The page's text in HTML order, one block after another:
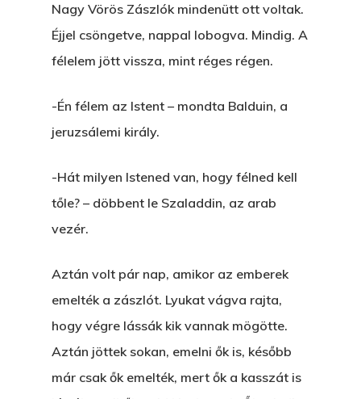
Nagy Vörös Zászlók mindenütt ott voltak.
Éjjel csöngetve, nappal lobogva. Mindig. A
félelem jött vissza, mint réges régen.
-Én félem az Istent – mondta Balduin, a
jeruzsálemi király.
-Hát milyen Istened van, hogy félned kell
tőle? – döbbent le Szaladdin, az arab
vezér.
Aztán volt pár nap, amikor az emberek
emelték a zászlót. Lyukat vágva rajta,
hogy végre lássák kik vannak mögötte.
Aztán jöttek sokan, emelni ők is, később
már csak ők emelték, mert ők a kasszát is